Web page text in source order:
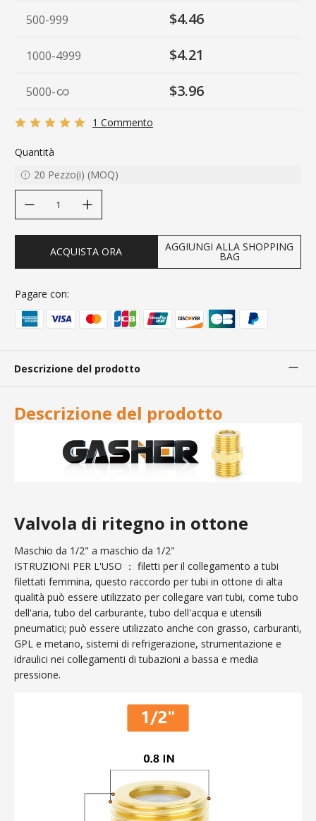
500-999 $4.46
1000-4999 $4.21
5000- $3.96
1 Commento
Quantità
20 Pezzo(i) (MOQ)
ACQUISTA ORA AGGIUNGI ALLA SHOPPING
BAG
Pagare con:
Descrizione del prodotto
Descrizione del prodotto
Valvola di ritegno in ottone
Maschio da 1/2" a maschio da 1/2"
ISTRUZIONI PER L'USO ： filetti per il collegamento a tubi
filettati femmina, questo raccordo per tubi in ottone di alta
qualità può essere utilizzato per collegare vari tubi, come tubo
dell'aria, tubo del carburante, tubo dell'acqua e utensili
pneumatici; può essere utilizzato anche con grasso, carburanti,
GPL e metano, sistemi di refrigerazione, strumentazione e
idraulici nei collegamenti di tubazioni a bassa e media
pressione.